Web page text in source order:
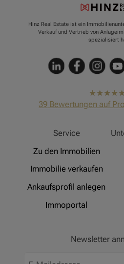
Hinz Real Estate ist ein
Verkauf und Vertrieb von
spezialisiert
hat4,91
von5
39 Bewertungen auf
Service
Zu den Immobilien
Immobilie verkaufen
Ankaufsprofil anlegen
Immoportal
Newsletter